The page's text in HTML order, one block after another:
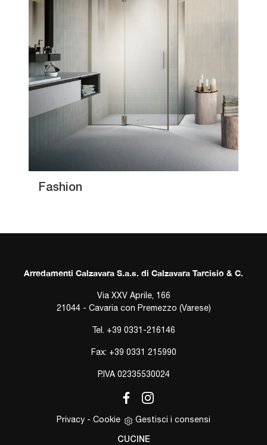
Fashion
Arredamenti Calzavara S.a.s. di Calzavara Tarcisio & C.
Via XXV Aprile, 166
21044 - Cavaria con Premezzo (Varese)
Tel. +39 0331-216146
Fax: +39 0331 215990
P.IVA 02335530024
Privacy - Cookie Gestisci i consensi
CUCINE